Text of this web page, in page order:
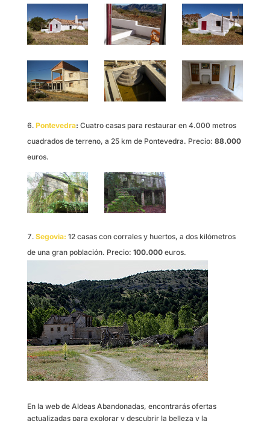
Pontevedra: Cuatro casas para restaurar en 4.000 metros
cuadrados de terreno, a 25 km de Pontevedra. Precio: 88.000
euros.
Segovia: 12 casas con corrales y huertos, a dos kilómetros
de una gran población. Precio: 100.000euros.
En la web de Aldeas Abandonadas, encontrarás ofertas
actualizadas para explorar y descubrir la belleza y la